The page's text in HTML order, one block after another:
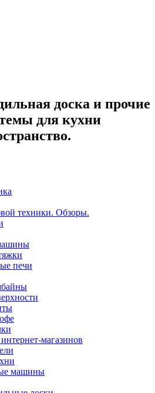
доска и прочие
для кухни
техники. Обзоры.
печи
магазинов
машины